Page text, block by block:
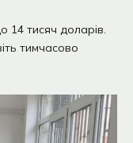
14 тисяч доларів.
тимчасово